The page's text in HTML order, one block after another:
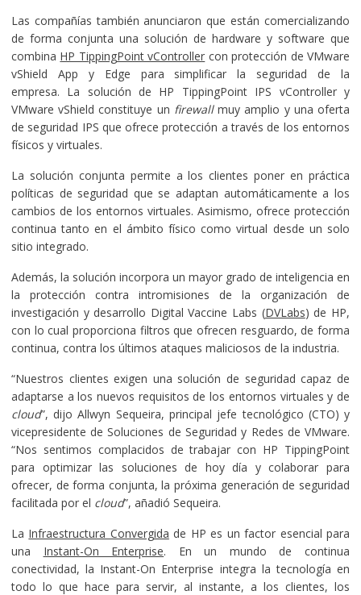
Las compañías también anunciaron que están comercializando
de forma conjunta una solución de hardware y software que
combina HP TippingPoint vController con protección de VMware
vShield App y Edge para simplificar la seguridad de la
empresa. La solución de HP TippingPoint IPS vController y
VMware vShield constituye un firewallmuy amplio y una oferta
de seguridad IPS que ofrece protección a través de los entornos
físicos y virtuales.
La solución conjunta permite a los clientes poner en práctica
políticas de seguridad que se adaptan automáticamente a los
cambios de los entornos virtuales. Asimismo, ofrece protección
continua tanto en el ámbito físico como virtual desde un solo
sitio integrado.
Además, la solución incorpora un mayor grado de inteligencia en
la protección contra intromisiones de la organización de
investigación y desarrollo Digital Vaccine Labs (DVLabs) de HP,
con lo cual proporciona filtros que ofrecen resguardo, de forma
continua, contra los últimos ataques maliciosos de la industria.
“Nuestros clientes exigen una solución de seguridad capaz de
adaptarse a los nuevos requisitos de los entornos virtuales y de
cloud”, dijo Allwyn Sequeira, principal jefe tecnológico (CTO) y
vicepresidente de Soluciones de Seguridad y Redes de VMware.
“Nos sentimos complacidos de trabajar con HP TippingPoint
para optimizar las soluciones de hoy día y colaborar para
ofrecer, de forma conjunta, la próxima generación de seguridad
facilitada por el cloud”, añadió Sequeira.
La Infraestructura Convergida de HP es un factor esencial para
una Instant-On Enterprise. En un mundo de continua
conectividad, la Instant-On Enterprise integra la tecnología en
todo lo que hace para servir, al instante, a los clientes, los